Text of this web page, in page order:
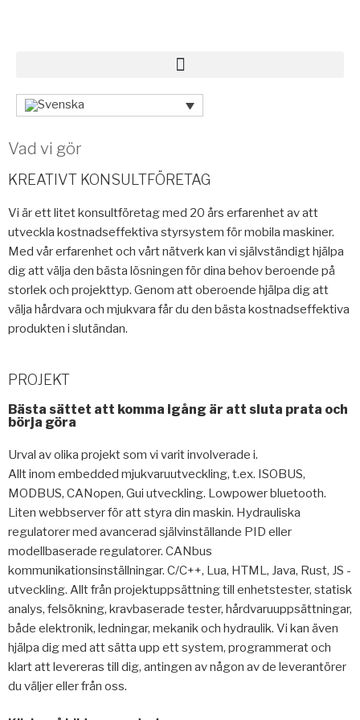
Vad vi gör
KREATIVT KONSULTFÖRETAG
Vi är ett litet konsultföretag med 20 års erfarenhet av att
utveckla kostnadseffektiva styrsystem för mobila maskiner.
Med vår erfarenhet och vårt nätverk kan vi självständigt hjälpa
dig att välja den bästa lösningen för dina behov beroende på
storlek och projekttyp. Genom att oberoende hjälpa dig att
välja hårdvara och mjukvara får du den bästa kostnadseffektiva
produkten i slutändan.
PROJEKT
Bästa sättet att komma igång är att sluta prata och
börja göra
Urval av olika projekt som vi varit involverade i.
Allt inom embedded mjukvaruutveckling, t.ex. ISOBUS,
MODBUS, CANopen, Gui utveckling. Lowpower bluetooth.
Liten webbserver för att styra din maskin. Hydrauliska
regulatorer med avancerad självinställande PID eller
modellbaserade regulatorer. CANbus
kommunikationsinställningar. C/C++, Lua, HTML, Java, Rust, JS -
utveckling. Allt från projektuppsättning till enhetstester, statisk
analys, felsökning, kravbaserade tester, hårdvaruuppsättningar,
både elektronik, ledningar, mekanik och hydraulik. Vi kan även
hjälpa dig med att sätta upp ett system, programmerat och
klart att levereras till dig, antingen av någon av de leverantörer
du väljer eller från oss.